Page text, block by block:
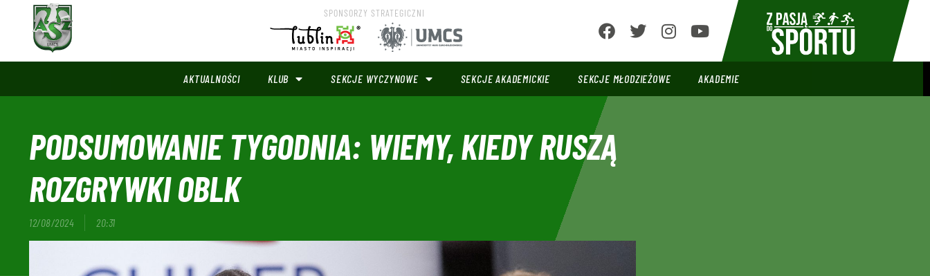
SPONSORZY STRATEGICZNI
AKTUALNOŚCI KLUB SEKCJE WYCZYNOWE SEKCJE AKADEMICKIE SEKCJE MŁODZIEŻOWE AKADEMIE
PODSUMOWANIE TYGODNIA: WIEMY, KIEDY RUSZĄ
ROZGRYWKI OBLK
12/08/2024 20:31